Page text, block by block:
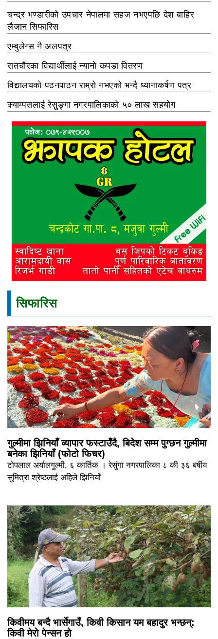
चन्द्र भण्डारीको उपचार नेपालमा सहज नभएपछि देश बाहिर
लैजान सिफारिस
एम्बुलेन्स नै अलपत्र
रातचौरका विद्यार्थीलाई न्यानो कपडा वितरण
विद्यालयको पठनपाठन राम्रो नभएको भन्दै ध्यानाकर्षण पत्र
क्याम्पसलाई रेसुङ्गा नगरपालिकाको ५० लाख सहयोग
सिफारिस
गुल्मीमा झिनियाँ व्यापार फस्टाउँदै, बिदेश सम्म पुग्छन गुल्मीमा
बनेका झिनियाँ (फोटो फिचर)
टोपलाल अर्यालगुल्मी, ६ कार्तिक । रेसुंगा नगरपालिका ८ की ३६ बर्षीय
सुमित्रा श्रेष्ठलाई अहिले झिनियाँ
किवीमय बन्दै भार्सेगाउँ, किवी किसान यम बहादुर भन्छन्:
किवी मेरो पेन्सन हो